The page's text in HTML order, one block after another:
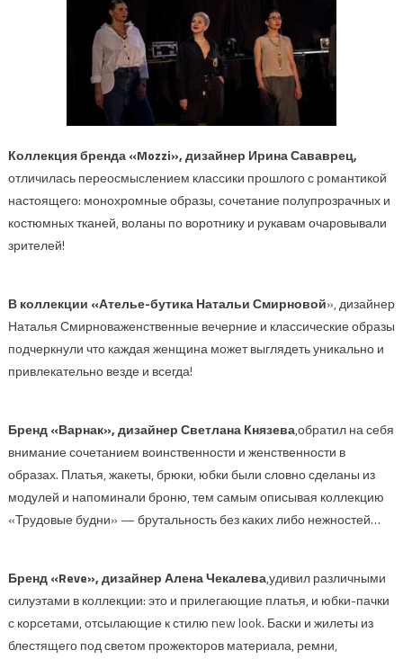
Коллекция бренда«Mozzi», дизайнер ИринаСававрец,
отличилась переосмыслением классики прошлого с романтикой
настоящего: монохромные образы, сочетание полупрозрачных и
костюмных тканей, воланы по воротнику и рукавамочаровывали
зрителей!
В коллекции «Ателье-бутика Натальи Смирновой»,дизайнер
Наталья Смирноваженственныевечерние и классические образы
подчеркнуличто каждая женщина может выглядеть уникальнои
привлекательно везде и всегда!
Бренд«Варнак», дизайнерСветлана Князева,обратил на себя
внимание сочетанием воинственности и женственности в
образах. Платья, жакеты, брюки, юбки были словно сделаны из
модулей и напоминали броню, тем самым описывая коллекцию
«Трудовые будни» —брутальностьбез каких либо нежностей…
Бренд«Reve»,дизайнерАленаЧекалева,удивил различными
силуэтами в коллекции: это и прилегающие платья, и юбки-пачки
с корсетами, отсылающие к стилюnewlook. Баски и жилеты из
блестящего под светом прожекторов материала, ремни,